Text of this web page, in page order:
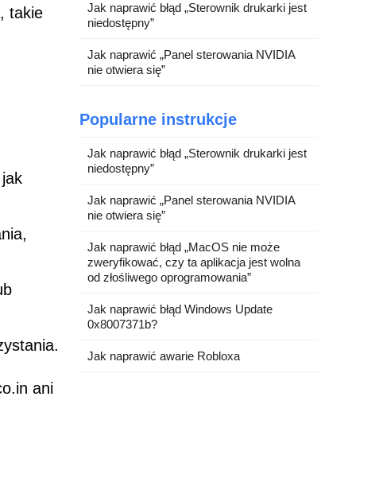
takie
ani
Jak naprawić błąd „Sterownik drukarki jest
niedostępny”
Jak naprawić „Panel sterowania NVIDIA
nie otwiera się”
Popularne instrukcje
Jak naprawić błąd „Sterownik drukarki jest
niedostępny”
Jak naprawić „Panel sterowania NVIDIA
nie otwiera się”
Jak naprawić błąd „MacOS nie może
zweryfikować, czy ta aplikacja jest wolna
od złośliwego oprogramowania”
Jak naprawić błąd Windows Update
0x8007371b?
Jak naprawić awarie Robloxa